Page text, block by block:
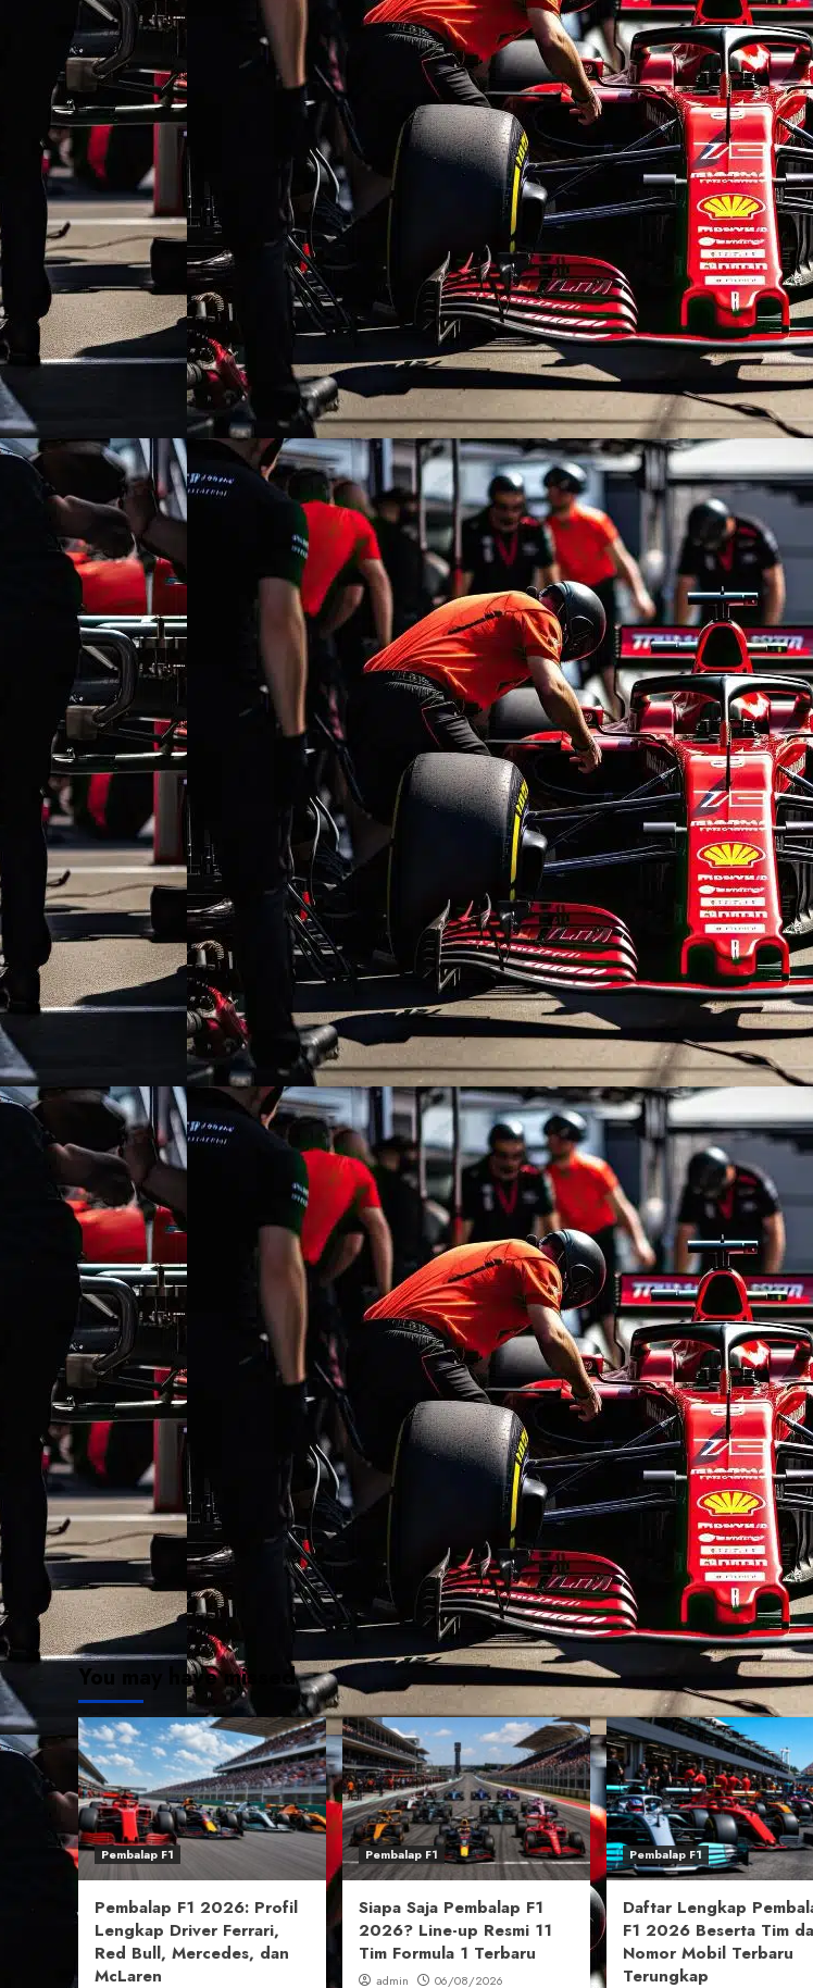
You may have missed
Pembalap F1
Pembalap F1 2026: Profil
Lengkap Driver Ferrari,
Red Bull, Mercedes, dan
McLaren
Pembalap F1
Siapa Saja Pembalap F1
2026? Line-up Resmi 11
Tim Formula 1 Terbaru
admin 06/08/2026
Pembalap F1
Daftar Lengkap
F1 2026 Beserta Tim
Nomor Mobil Terbaru
Terungkap